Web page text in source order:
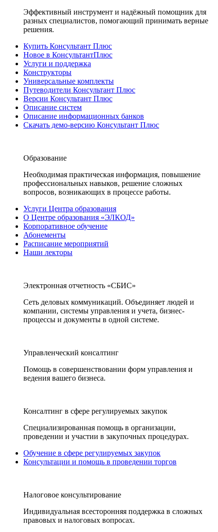
Эффективный инструмент и надёжный помощник для
разных специалистов, помогающий принимать верные
решения.
Купить Консультант Плюс
Новое в КонсультантПлюс
Услуги и поддержка
Конструкторы
Универсальные комплекты
Путеводители Консультант Плюс
Версии Консультант Плюс
Описание систем
Описание информационных банков
Скачать демо-версию Консультант Плюс
Образование
Необходимая практическая информация, повышение
профессиональных навыков, решение сложных
вопросов, возникающих в процессе работы.
Услуги Центра образования
О Центре образования «ЭЛКОД»
Корпоративное обучение
Абонементы
Расписание мероприятий
Наши лекторы
Электронная отчетность «СБИС»
Сеть деловых коммуникаций. Объединяет людей и
компании, системы управления и учета, бизнес-
процессы и документы в одной системе.
Управленческий консалтинг
Помощь в совершенствовании форм управления и
ведения вашего бизнеса.
Консалтинг в сфере регулируемых закупок
Специализированная помощь в организации,
проведении и участии в закупочных процедурах.
Обучение в сфере регулируемых закупок
Консультации и помощь в проведении торгов
Налоговое консультирование
Индивидуальная всесторонняя поддержка в сложных
правовых и налоговых вопросах.